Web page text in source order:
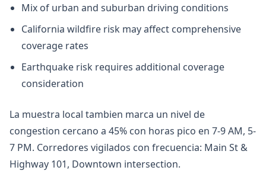
Mix of urban and suburban driving conditions
California wildfire risk may affect comprehensive
coverage rates
Earthquake risk requires additional coverage
consideration
La muestra local tambien marca un nivel de
congestion cercano a 45% con horas pico en 7-9 AM, 5-
7 PM. Corredores vigilados con frecuencia: Main St &
Highway 101, Downtown intersection.